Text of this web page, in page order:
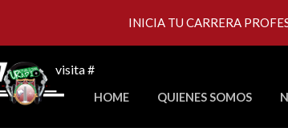
visita #
HOME QUIENES SOMOS
INICIA TU CARRERA